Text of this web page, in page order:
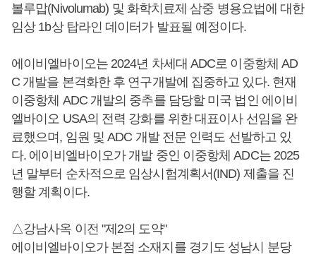
볼루맙(Nivolumab) 및 화학치료제 삼중 병용요법에 대한
임상 1b상 탑라인 데이터가 발표될 예정이다.
에이비엘바이오는 2024년 차세대 ADC로 이중항체 AD
C 개발을 본격화한 후 연구개발에 집중하고 있다. 현재
이중항체 ADC 개발의 중추를 담당할 미국 법인 에이비
엘바이오 USA의 전력 강화를 위한 대표이사 선임을 완
료했으며, 임원 및 ADC 개발 전문 인력도 선발하고 있
다. 에이비엘바이오가 개발 중인 이중항체 ADC는 2025
년 말부터 순차적으로 임상시험계획서(IND) 제출을 진
행할 계획이다.
△강남사옥 이전 "제2의 도약"
에이비엘바이오가 본점 소재지를 경기도 성남시 분당